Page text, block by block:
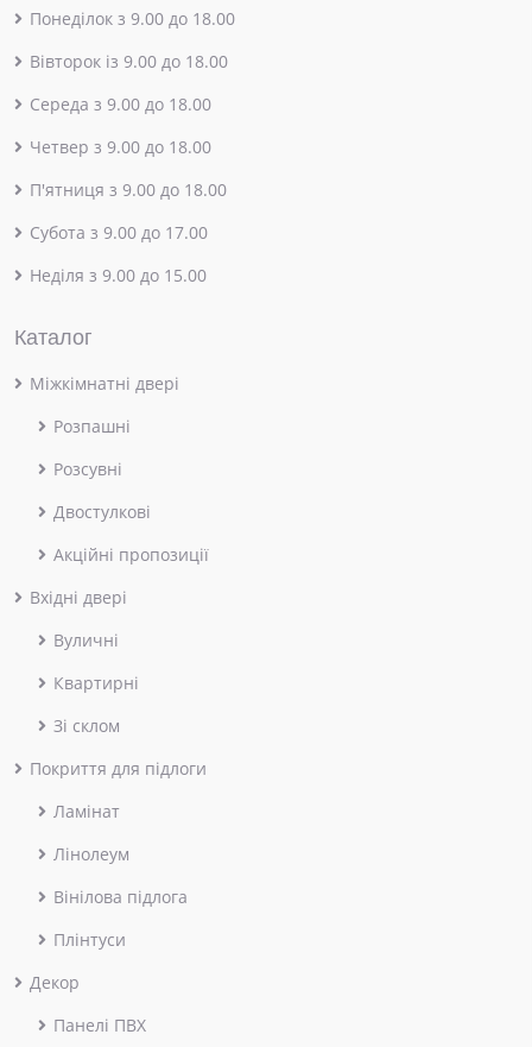
Понеділок з 9.00 до 18.00
Вівторок із 9.00 до 18.00
Середа з 9.00 до 18.00
Четвер з 9.00 до 18.00
П'ятниця з 9.00 до 18.00
Субота з 9.00 до 17.00
Неділя з 9.00 до 15.00
Каталог
Міжкімнатні двері
Розпашні
Розсувні
Двостулкові
Акційні пропозиції
Вхідні двері
Вуличні
Квартирні
Зі склом
Покриття для підлоги
Ламінат
Лінолеум
Вінілова підлога
Плінтуси
Декор
Панелі ПВХ